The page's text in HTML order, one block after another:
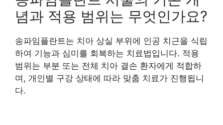
념과 적용 범위는 무엇인가요?
송파임플란트는 치아 상실 부위에 인공 치근을 식립
하여 기능과 심미를 회복하는 치료법입니다. 적용
범위는 부분 또는 전체 치아 결손 환자에게 적합하
며, 개인별 구강 상태에 따라 맞춤 치료가 진행됩니
다.